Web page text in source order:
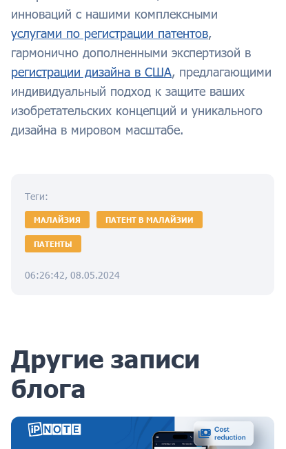
инноваций с нашими комплексными
услугами по регистрации патентов,
гармонично дополненными экспертизой в
регистрации дизайна в США, предлагающими
индивидуальный подход к защите ваших
изобретательских концепций и уникального
дизайна в мировом масштабе.
Теги:
МАЛАЙЗИЯ ПАТЕНТ В МАЛАЙЗИИ
ПАТЕНТЫ
06:26:42, 08.05.2024
Другие записи
блога